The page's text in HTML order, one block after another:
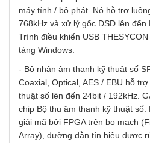
máy tính / bộ phát. Nó hỗ trợ
768kHz và xử lý gốc DSD lên
Trình điều khiển USB
tảng Windows.
- Bộ nhận âm thanh kỹ thuật số
Coaxial, Optical, AES / EBU hỗ
thuật số lên đến 24bit / 192kHz.
chip Bộ thu âm thanh kỹ thuật
giải mã bởi FPGA trên bo mạch
Array), đường dẫn tín hiệu được